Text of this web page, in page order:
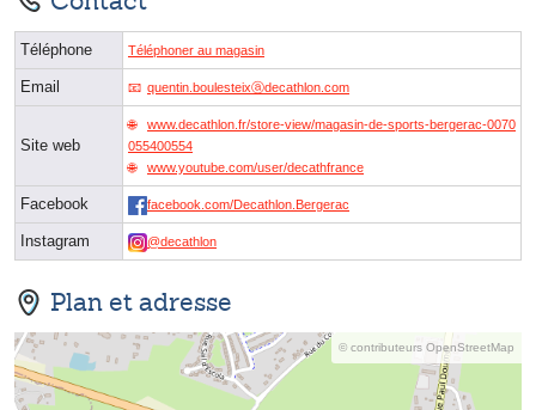
Téléphone Téléphoner au magasin
Email quentin.boulesteixⓐdecathlon.com
Site web
www.decathlon.fr/store-view/magasin-de-sports-bergerac-0070
055400554
www.youtube.com/user/decathfrance
Facebook facebook.com/Decathlon.Bergerac
Instagram @decathlon
Plan et adresse
© contributeurs OpenStreetMap